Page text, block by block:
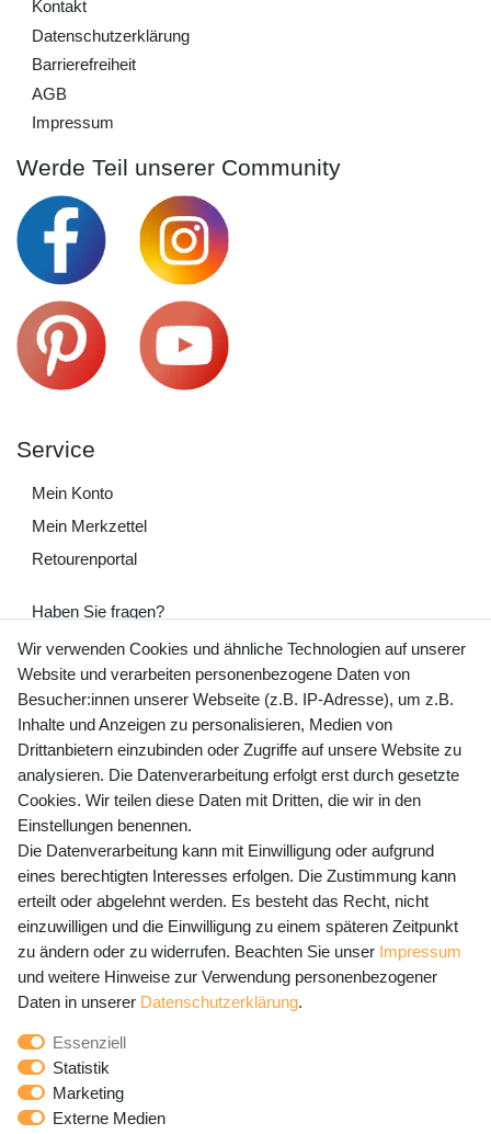
Kontakt
Daten­schutz­erklärung
Barrierefreiheit
AGB
Impressum
Werde Teil unserer Community
Service
Mein Konto
Mein Merkzettel
Retourenportal
Haben Sie fragen?
+49 (0) 35243 460 400
Mo-Fr 9-15 Uhr
shop@banjado.com
Preisangaben inkl. gesetzl. MwSt. und zzgl. Service- und
Versandkosten
Newsletter Anmeldung - Keine Angebote
mehr verpassen!
E-MAIL **
Newsletter
Honig
Hiermit bestätige ich, dass ich die
gelesen habe. Meine Einwilligung kann ich jederzeit
widerrufen.**
Wir verwenden Cookies und ähnliche Technologien auf unserer
Website und verarbeiten personenbezogene Daten von
Besucher:innen unserer Webseite (z.B. IP-Adresse), um z.B.
Inhalte und Anzeigen zu personalisieren, Medien von
Drittanbietern einzubinden oder Zugriffe auf unsere Website zu
analysieren. Die Datenverarbeitung erfolgt erst durch gesetzte
Cookies. Wir teilen diese Daten mit Dritten, die wir in den
Einstellungen benennen.
Die Datenverarbeitung kann mit Einwilligung oder aufgrund
eines berechtigten Interesses erfolgen. Die Zustimmung kann
erteilt oder abgelehnt werden. Es besteht das Recht, nicht
einzuwilligen und die Einwilligung zu einem späteren Zeitpunkt
zu ändern oder zu widerrufen. Beachten Sie unser Impressum
und weitere Hinweise zur Verwendung personenbezogener
Daten in unserer Daten­schutz­erklärung.
Essenziell
Statistik
Marketing
Externe Medien